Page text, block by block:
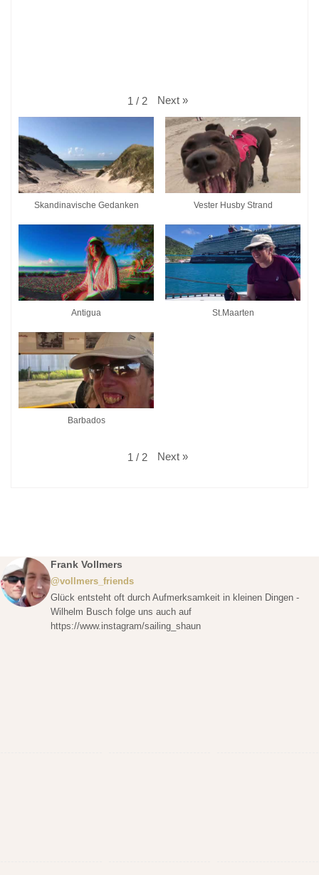
1 / 2 Next »
Skandinavische Gedanken Vester Husby Strand
Antigua St.Maarten
Barbados
1 / 2 Next »
Frank Vollmers
@vollmers_friends
Glück entsteht oft durch Aufmerksamkeit in kleinen Dingen -
Wilhelm Busch folge uns auch auf
https://www.instagram/sailing_shaun